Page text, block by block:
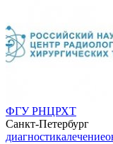
ФГУ РНЦРХТ
Санкт-Петербург
диагностикалечение